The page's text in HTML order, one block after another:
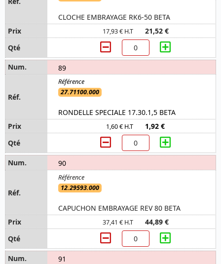
CLOCHE EMBRAYAGE RK6-50 BETA
17,93 € H.T 21,52 €
89
27.71100.000
RONDELLE SPECIALE 17.30.1,5 BETA
1,60 € H.T 1,92 €
90
12.29593.000
CAPUCHON EMBRAYAGE REV 80 BETA
37,41 € H.T 44,89 €
91